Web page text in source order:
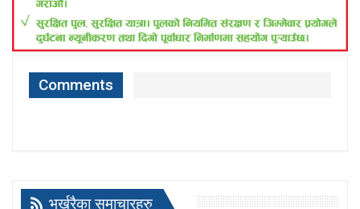
Comments
भर्खरैका समाचारहरु